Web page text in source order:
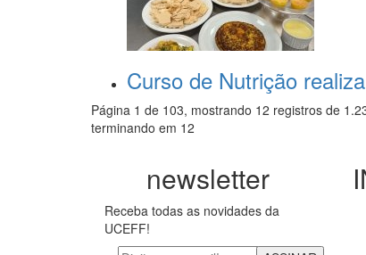
Curso de Nutrição
Página 1 de 103, mostrando 12 registros de
terminando em 12
newsletter
Receba todas as novidades da
UCEFF!